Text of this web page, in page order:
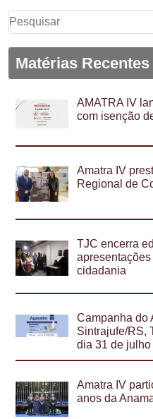
Pesquisar
por:
Matérias Recentes
AMATRA IV
com isenção
Amatra IV
Regional de
TJC encerra
cidadania
Campanha do
Sintrajufe/RS,
dia 31 de julho
Amatra IV
anos da